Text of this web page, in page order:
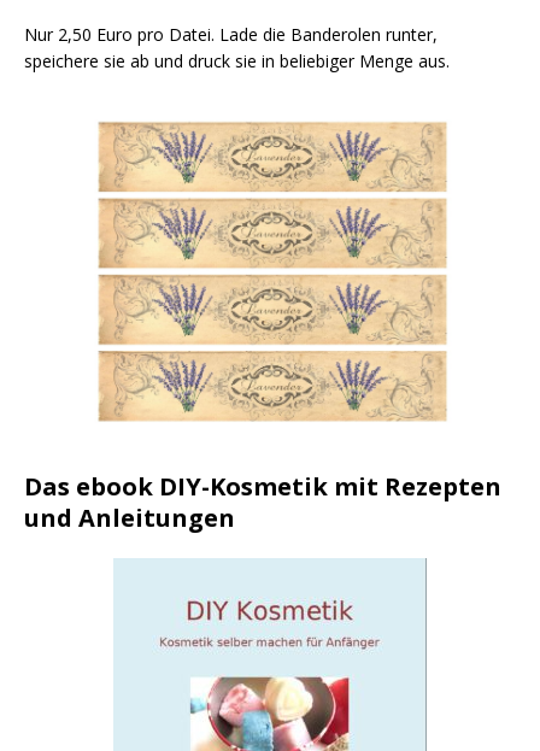
Nur 2,50 Euro pro Datei. Lade die Banderolen runter,
speichere sie ab und druck sie in beliebiger Menge aus.
Das ebook DIY-Kosmetik mit Rezepten
und Anleitungen